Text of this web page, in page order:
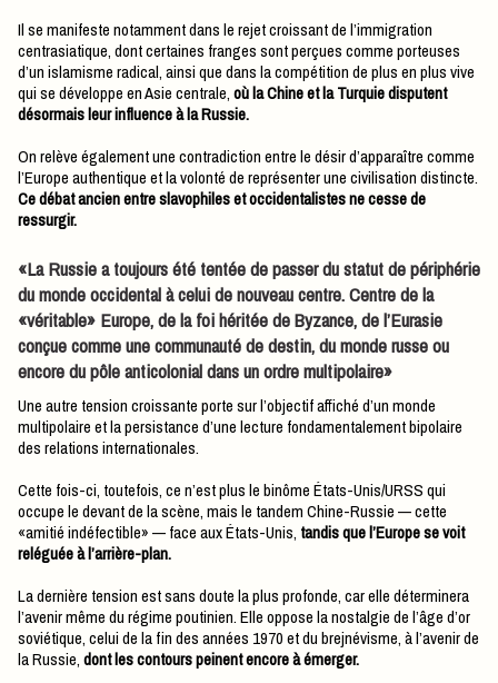
Il se manifeste notamment dans le rejet croissant de l’immigration
centrasiatique, dont certaines franges sont perçues comme porteuses
d’un islamisme radical, ainsi que dans la compétition de plus en plus vive
qui se développe en Asie centrale,où la Chine et la Turquie disputent
désormais leur influence à la Russie.
On relève également une contradiction entre le désir d’apparaître comme
l’Europe authentique et la volonté de représenter une civilisation distincte.
Ce débat ancien entre slavophiles et occidentalistes ne cesse de
ressurgir.
«La Russie a toujours été tentée de passer du statut de périphérie
du monde occidental à celui de nouveau centre. Centre de la
«véritable» Europe, de la foi héritée de Byzance, de l’Eurasie
conçue comme une communauté de destin, du monde russe ou
encore du pôle anticolonial dans un ordre multipolaire»
Une autre tension croissante porte sur l’objectif affiché d’un monde
multipolaire et la persistance d’une lecture fondamentalement bipolaire
des relations internationales.
Cette fois-ci, toutefois, ce n’est plus le binôme États-Unis/URSS qui
occupe le devant de la scène, mais le tandem Chine-Russie — cette
«amitié indéfectible» — face aux États-Unis, tandis que l’Europe se voit
reléguée à l’arrière-plan.
La dernière tension est sans doute la plus profonde, car elle déterminera
l’avenir même du régime poutinien. Elle oppose la nostalgie de l’âge d’or
soviétique, celui de la fin des années 1970 et du brejnévisme, à l’avenir de
la Russie,dont les contours peinent encore à émerger.